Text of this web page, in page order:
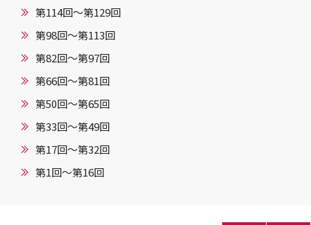
第114回〜第129回
第98回〜第113回
第82回〜第97回
第66回〜第81回
第50回〜第65回
第33回〜第49回
第17回〜第32回
第1回〜第16回